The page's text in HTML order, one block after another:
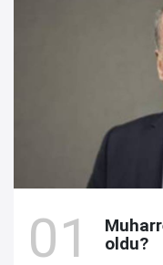
oldu?